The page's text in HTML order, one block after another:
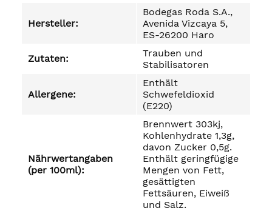
Hersteller:
Bodegas Roda S.A.,
Avenida Vizcaya 5,
ES-26200 Haro
Zutaten:
Trauben und
Stabilisatoren
Allergene:
Enthält
Schwefeldioxid
(E220)
Nährwertangaben
(per 100ml):
Brennwert 303kj,
Kohlenhydrate 1,3g,
davon Zucker 0,5g.
Enthält geringfügige
Mengen von Fett,
gesättigten
Fettsäuren, Eiweiß
und Salz.